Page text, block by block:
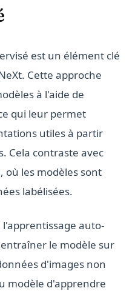
est un élément clé
Cette approche
à l'aide de
qui leur permet
utiles à partir
Cela contraste avec
où les modèles sont
labélisées.
l'apprentissage auto-
le modèle sur
d'images non
modèle d'apprendre